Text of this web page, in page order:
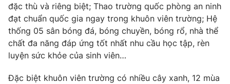
đặc thù và riêng biệt; Thao trường quốc phòng an ninh
đạt chuẩn quốc gia ngay trong khuôn viên trường; Hệ
thống 05 sân bóng đá, bóng chuyền, bóng rổ, nhà thể
chất đa năng đáp ứng tốt nhất nhu cầu học tập, rèn
luyện sức khỏe của sinh viên…
Đặc biệt khuôn viên trường có nhiều cây xanh, 12 mùa